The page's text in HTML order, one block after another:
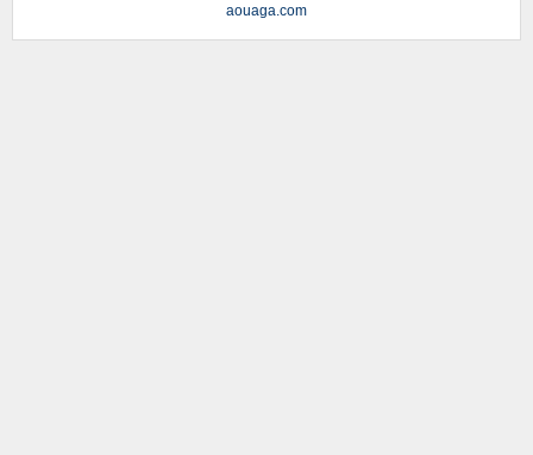
aouaga.com